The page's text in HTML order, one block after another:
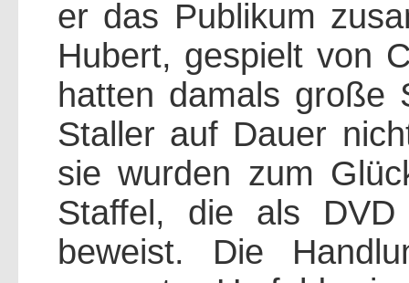
er das Publikum
Hubert, gespielt von
hatten damals große
Staller auf Dauer
sie wurden zum
Staffel, die als
beweist. Die